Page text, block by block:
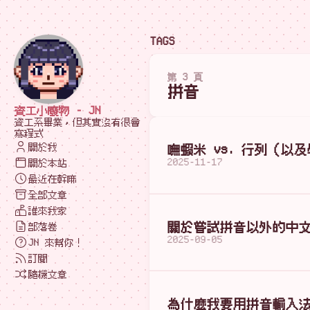
資工小廢物 - JN
資工系畢業，但其實沒有很會
寫程式
關於我
關於本站
最近在幹嘛
全部文章
誰來我家
部落卷
JN 來幫你！
訂閱
隨機文章
TAGS
第 3 頁
拼音
嘸蝦米 vs. 行列（以及
2025-11-17
關於嘗試拼音以外的中
2025-09-05
為什麼我要用拼音輸入